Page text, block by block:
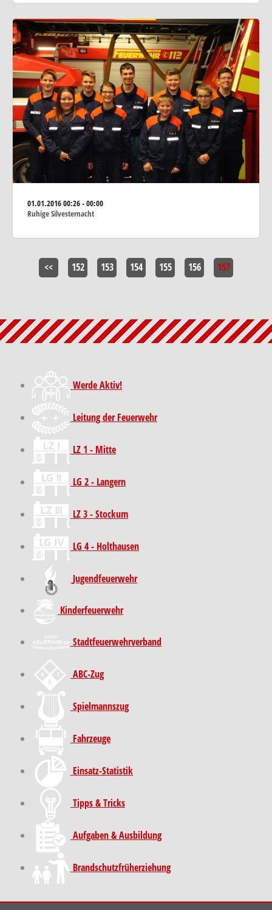
01.01.201600:26 - 00:00
Ruhige Silvesternacht
<< 152 153 154 155 156 157
Werde Aktiv!
Leitung der Feuerwehr
LZ 1 - Mitte
LG 2 - Langern
LZ 3 - Stockum
LG 4 - Holthausen
Jugendfeuerwehr
Kinder­feuer­wehr
Stadt­feuer­wehr­verband
ABC-Zug
Spielmannszug
Fahrzeuge
Einsatz-Statistik
Tipps & Tricks
Aufgaben & Ausbildung
Brand­schutz­früh­erziehung